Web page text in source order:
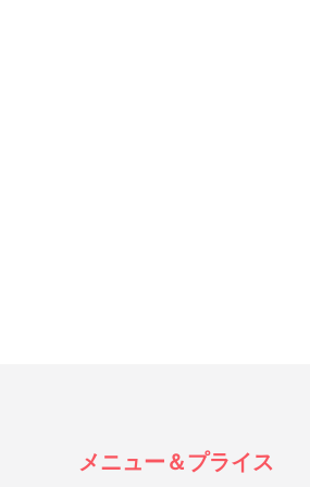
メニュー＆プライス